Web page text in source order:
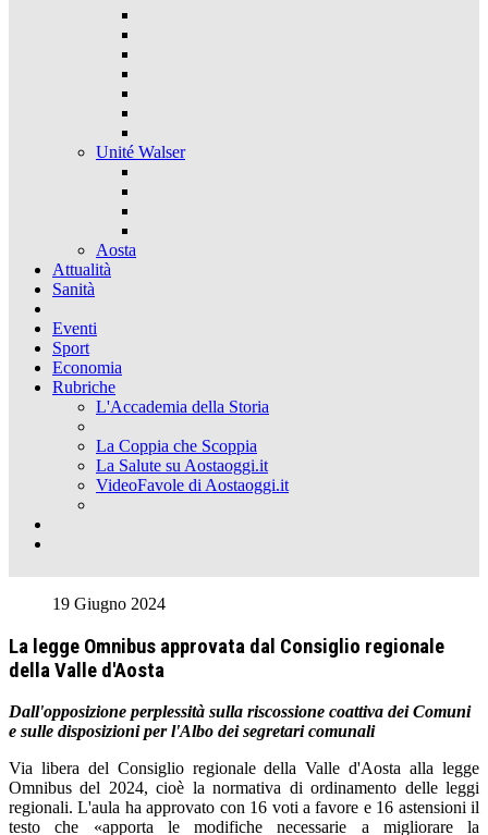
Unité Walser
Aosta
Attualità
Sanità
Eventi
Sport
Economia
Rubriche
L'Accademia della Storia
La Coppia che Scoppia
La Salute su Aostaoggi.it
VideoFavole di Aostaoggi.it
19 Giugno 2024
La legge Omnibus approvata dal Consiglio regionale
della Valle d'Aosta
Dall'opposizione perplessità sulla riscossione coattiva dei Comuni
e sulle disposizioni per l'Albo dei segretari comunali
Via libera del Consiglio regionale della Valle d'Aosta alla legge
Omnibus del 2024, cioè la normativa di ordinamento delle leggi
regionali. L'aula ha approvato con 16 voti a favore e 16 astensioni il
testo che «apporta le modifiche necessarie a migliorare la